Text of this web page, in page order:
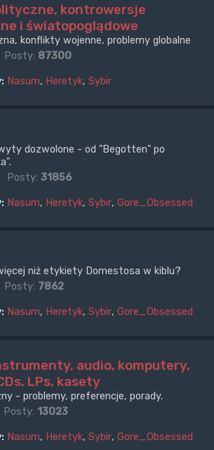
kontrowersje
i światopoglądowe
konflikty wojenne, problemy globalne
87300
Nasum, Heretyk, Sybir
dozwolone - od "Begotten" po
Posty: 31856
Nasum, Heretyk, Sybir, Gore_Obsessed
niż etykiety Domestosa w kiblu?
7862
Nasum, Heretyk, Sybir, Gore_Obsessed
audio, komputery,
LPs, kasety
- problemy, preferencje, porady.
13023
Nasum, Heretyk, Sybir, Gore_Obsessed